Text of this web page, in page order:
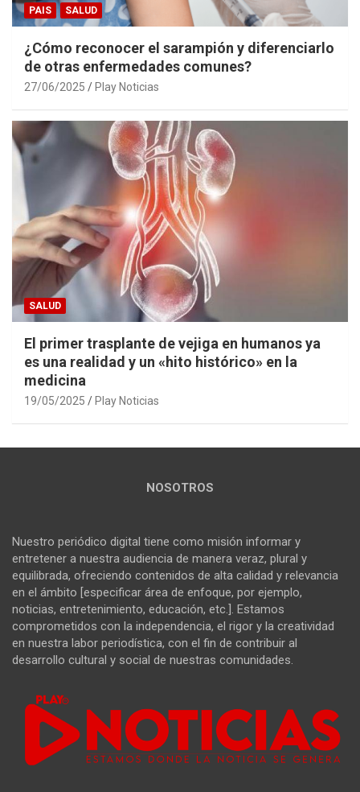
PAIS SALUD
¿Cómo reconocer el sarampión y diferenciarlo
de otras enfermedades comunes?
27/06/2025 Play Noticias
SALUD
El primer trasplante de vejiga en humanos ya
es una realidad y un «hito histórico» en la
medicina
19/05/2025 Play Noticias
NOSOTROS
Nuestro periódico digital tiene como misión informar y
entretener a nuestra audiencia de manera veraz, plural y
equilibrada, ofreciendo contenidos de alta calidad y relevancia
en el ámbito [especificar área de enfoque, por ejemplo,
noticias, entretenimiento, educación, etc.]. Estamos
comprometidos con la independencia, el rigor y la creatividad
en nuestra labor periodística, con el fin de contribuir al
desarrollo cultural y social de nuestras comunidades.